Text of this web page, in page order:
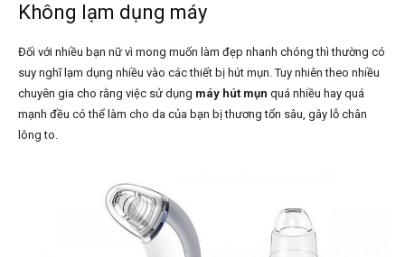
Không lạm dụng máy
Đối với nhiều bạn nữ vì mong muốn làm đẹp nhanh chóng thì thường có
suy nghĩ lạm dụng nhiều vào các thiết bị hút mụn. Tuy nhiên theo nhiều
chuyên gia cho rằng việc sử dụng máy hút mụn quá nhiều hay quá
mạnh đều có thể làm cho da của bạn bị thương tổn sâu, gây lỗ chân
lông to.